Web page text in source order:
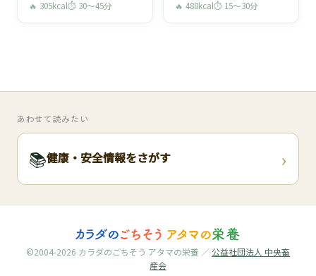
🔥 305kcal⏱ 30〜45分 🔥 488kcal⏱ 15〜30分
あわせて読みたい
📚健康・安全情報をさがす ›
©2004-2026 カラダのごちそう アタマの栄養 ／公益社団法人 中央畜
産会